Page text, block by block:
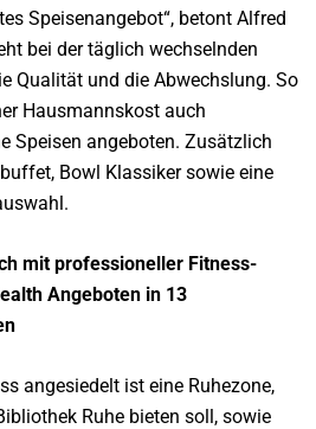
Speisenangebot“, betont Alfred
bei der täglich wechselnden
Qualität und die Abwechslung. So
Hausmannskost auch
Speisen angeboten. Zusätzlich
Bowl Klassiker sowie eine
mit professioneller Fitness-
Angeboten in 13
angesiedelt ist eine Ruhezone,
Ruhe bieten soll, sowie